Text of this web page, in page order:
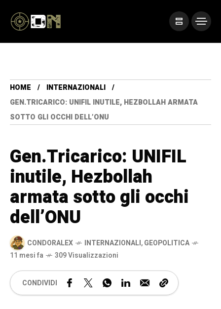
HOME
INTERNAZIONALI
GEN.TRICARICO: UNIFIL INUTILE, HEZBOLLAH ARMATA
SOTTO GLI OCCHI DELL’ONU
Gen.Tricarico: UNIFIL
inutile, Hezbollah
armata sotto gli occhi
dell’ONU
CONDORALEX INTERNAZIONALI,GEOPOLITICA
11 mesi fa
309 Visualizzazioni
CONDIVIDI